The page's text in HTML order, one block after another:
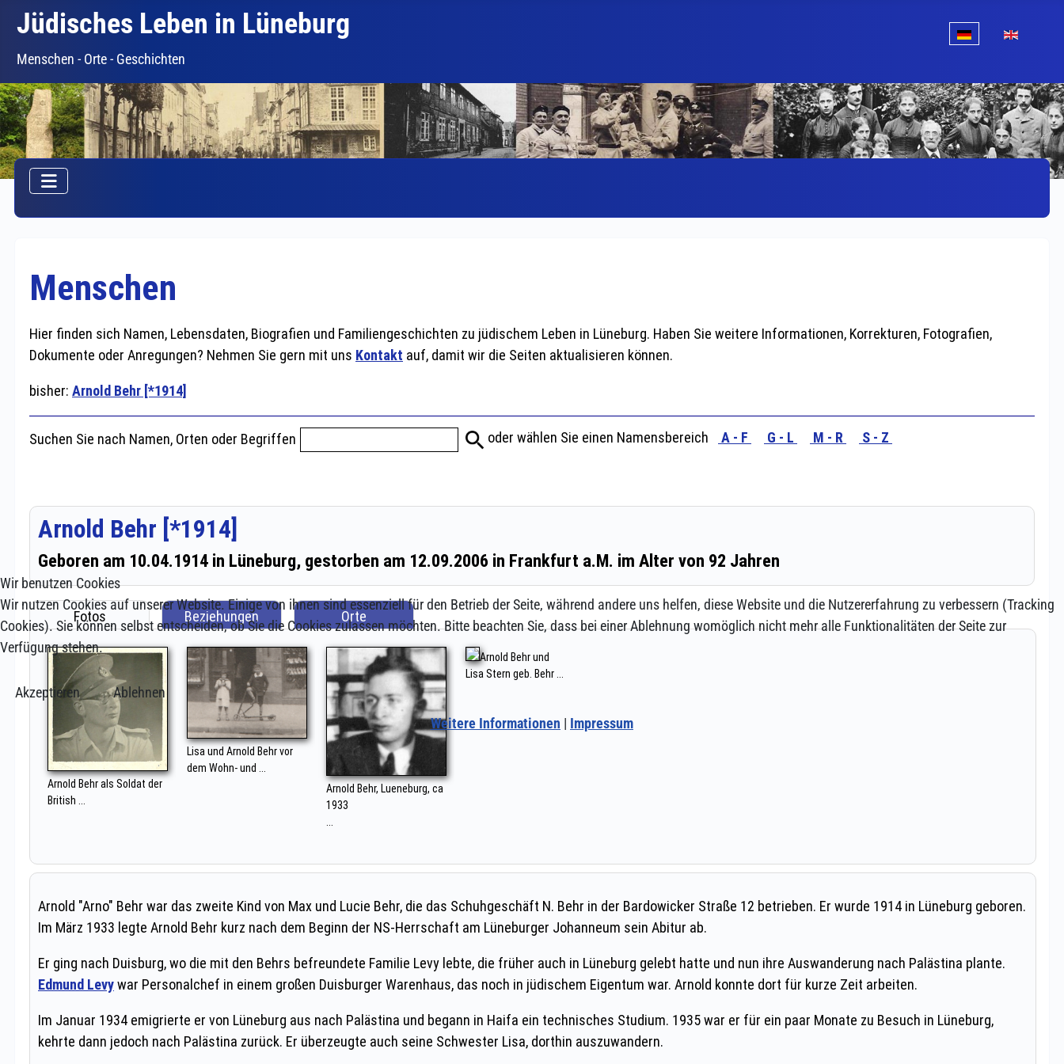
Jüdisches Leben in Lüneburg
Menschen - Orte - Geschichten
Wir benutzen Cookies
Wir nutzen Cookies auf unserer Website. Einige von ihnen sind essenziell für den Betrieb der Seite, während andere uns helfen, diese Website und die Nutzererfahrung zu verbessern (Tracking
Cookies). Sie können selbst entscheiden, ob Sie die Cookies zulassen möchten. Bitte beachten Sie, dass bei einer Ablehnung womöglich nicht mehr alle Funktionalitäten der Seite zur
Verfügung stehen.
Akzeptieren
Ablehnen
Weitere Informationen | Impressum